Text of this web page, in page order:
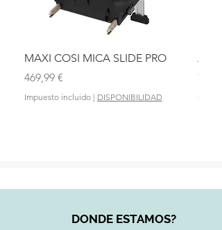
MAXI COSI MICA SLIDE PRO
Precio
469,99 €
Impuesto incluido | DISPONIBILIDAD
DONDE ESTAMOS?